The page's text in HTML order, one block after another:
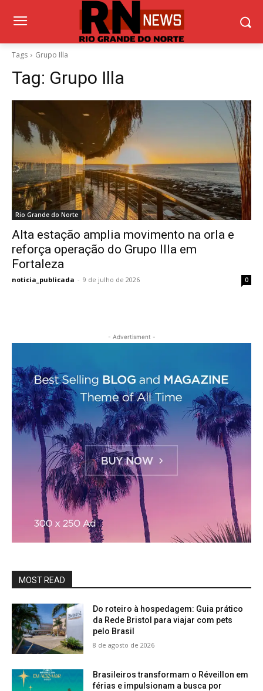
Tags Grupo Illa
Tag: Grupo Illa
Rio Grande do Norte
Alta estação amplia movimento na orla e
reforça operação do Grupo Illa em
Fortaleza
noticia_publicada - 9 de julho de 2026 0
- Advertisment -
MOST READ
Do roteiro à hospedagem: Guia prático
da Rede Bristol para viajar com pets
pelo Brasil
8 de agosto de 2026
Brasileiros transformam o Réveillon em
férias e impulsionam a busca por